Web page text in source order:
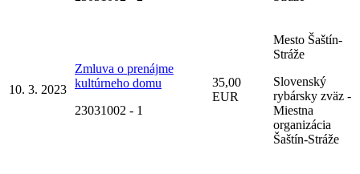
10. 3. 2023
Zmluva o prenájme
kultúrneho domu
23031002 - 1
35,00
EUR
Mesto Šaštín-
Stráže
Slovenský
rybársky zväz -
Miestna
organizácia
Šaštín-Stráže